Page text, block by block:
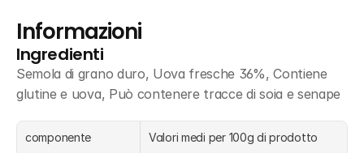
Informazioni
Ingredienti
Semola di grano duro, Uova fresche 36%, Contiene
glutine e uova, Può contenere tracce di soia e senape
componente Valori medi per 100g di prodotto